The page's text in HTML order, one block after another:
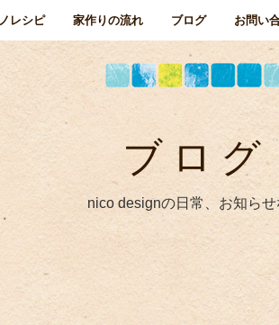
レシピ 家作りの流れ ブログ お問い
ブログ
nico designの日常、お知ら